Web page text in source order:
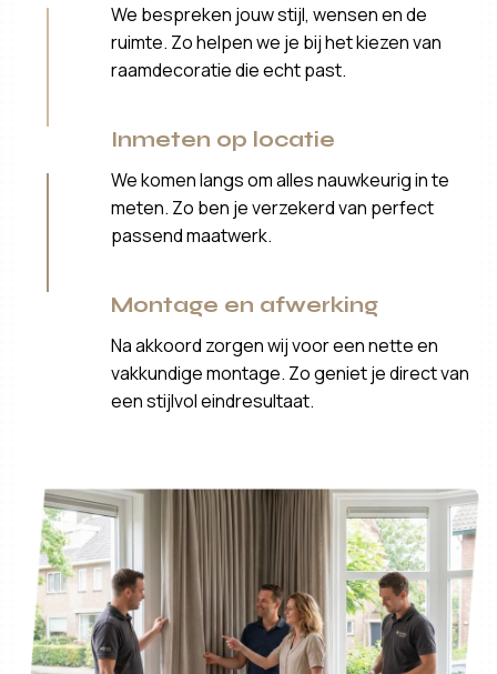
We bespreken jouw stijl, wensen en de
ruimte. Zo helpen we je bij het kiezen van
raamdecoratie die echt past.
Inmeten op locatie
We komen langs om alles nauwkeurig in te
meten. Zo ben je verzekerd van perfect
passend maatwerk.
Montage en afwerking
Na akkoord zorgen wij voor een nette en
vakkundige montage. Zo geniet je direct van
een stijlvol eindresultaat.